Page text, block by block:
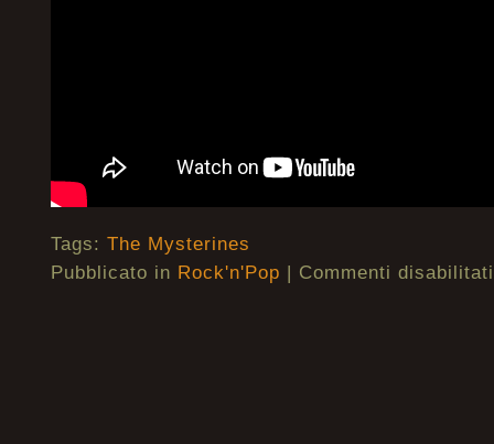
Tags: The Mysterines
Pubblicato in Rock'n'Pop | Commenti disabilitati